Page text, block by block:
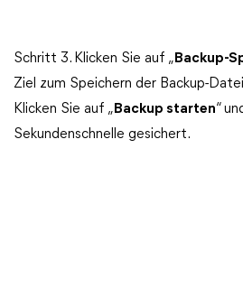
Schritt 3. Klicken Sie auf „ Backup-
Ziel zum Speichern der Backup-
Klicken Sie auf „ Backup starten“
Sekundenschnelle gesichert.